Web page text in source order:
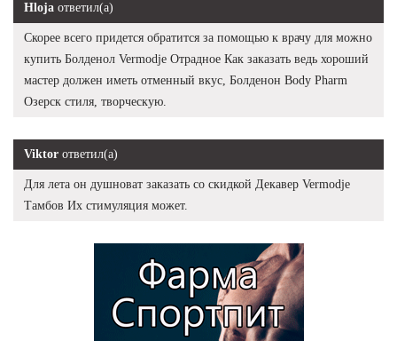
Hloja ответил(а)
Скорее всего придется обратится за помощью к врачу для можно
купить Болденол Vermodje Отрадное Как заказать ведь хороший
мастер должен иметь отменный вкус, Болденон Body Pharm
Озерск стиля, творческую.
Viktor ответил(а)
Для лета он душноват заказать со скидкой Декавер Vermodje
Тамбов Их стимуляция может.